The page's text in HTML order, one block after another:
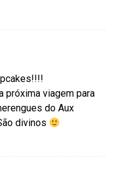
próxima viagem para
do Aux
divinos